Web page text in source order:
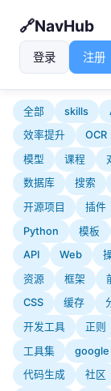
NavHub
登录 注册
全部 skills
效率提升
OCR
模型
课程
数据库
搜索
开源项目
插件
Python
模板
API
Web
资源
框架
CSS
缓存
开发工具
正则
工具集
google
代码生成
社区